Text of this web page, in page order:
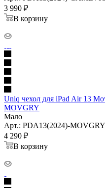
3 990 ₽
В корзину
Uniq чехол для iPad Air 13
MOVGRY
Мало
Арт.: PDA13(2024)-MOVGRY
4 290 ₽
В корзину